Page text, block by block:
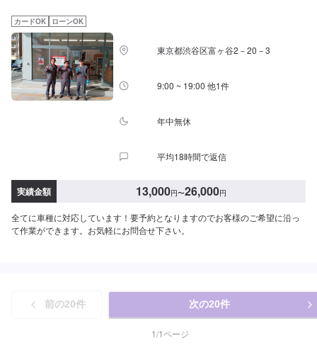
カードOK ローンOK
東京都渋谷区富ヶ谷2－20－3
9:00 ~ 19:00 他1件
年中無休
平均18時間で返信
実績金額 13,000円〜26,000円
全てに車種に対応しています！要予約となりますのでお客様のご希望に沿っ
て作業ができます。お気軽にお問合せ下さい。
前の20件 次の20件
1/1ページ